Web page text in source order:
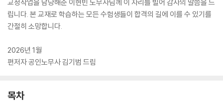
교정작업을 담당해준 이현빈 노무사님께 이 자리를 빌어 감사의 말씀을 드
립니다. 본 교재로 학습하는 모든 수험생들이 합격의 길에 이를 수 있기를
간절히 소망합니다.
2026년 1월
편저자 공인노무사 김기범 드림
목차